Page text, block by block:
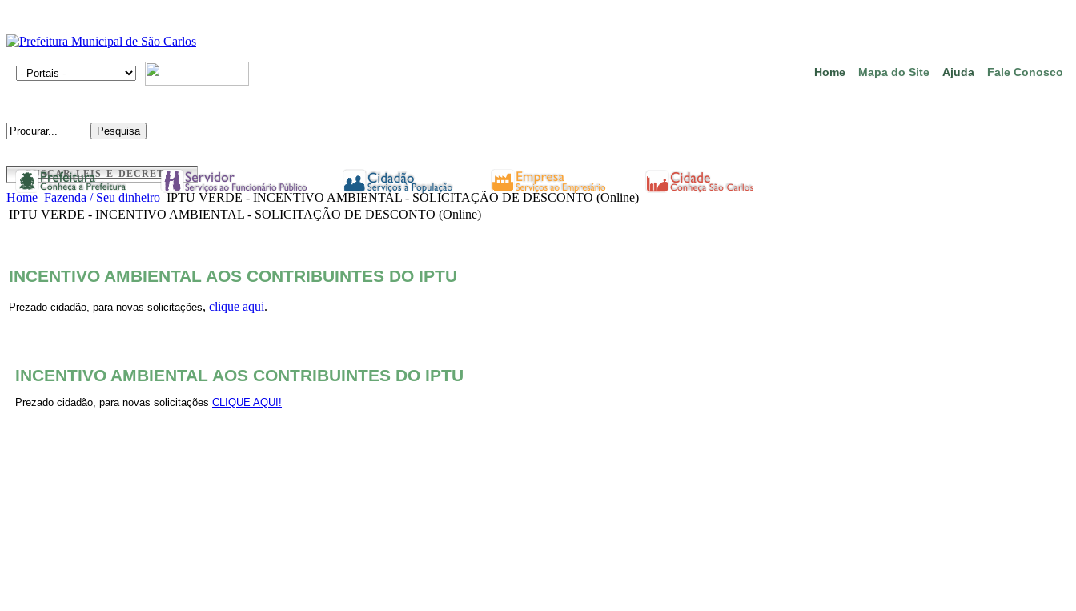
Home Mapa do Site Ajuda Fale Conosco
BUSCAR LEIS E DECRETOS
Home Fazenda / Seu dinheiro IPTU VERDE - INCENTIVO AMBIENTAL - SOLICITAÇÃO DE DESCONTO (Online)
IPTU VERDE - INCENTIVO AMBIENTAL - SOLICITAÇÃO DE DESCONTO (Online)
INCENTIVO AMBIENTAL AOS CONTRIBUINTES DO IPTU
Prezado cidadão, para novas solicitações, clique aqui.